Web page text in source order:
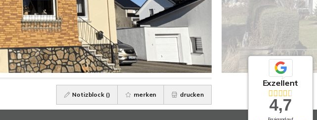
Notizblock () merken drucken
Exzellent
4,7